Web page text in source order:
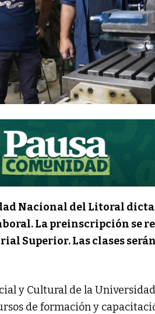
Nacional del Litoral
La preinscripción se
Superior. Las clases
y Cultural de la
de formación y